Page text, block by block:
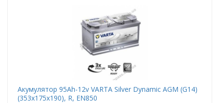
Акумулятор 95Ah-12v VARTA Silver Dynamic AGM (G14)
(353х175х190), R, EN850